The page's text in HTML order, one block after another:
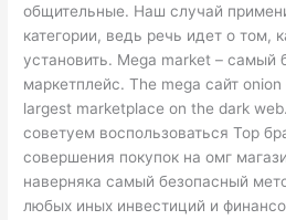
общительные. Наш случай
категории, ведь речь идет о том,
установить. Mega market – самый
маркетплейс. The mega сайт
largest marketplace on the dark
советуем воспользоваться Тор
совершения покупок на омг
наверняка самый безопасный
любых иных инвестиций и